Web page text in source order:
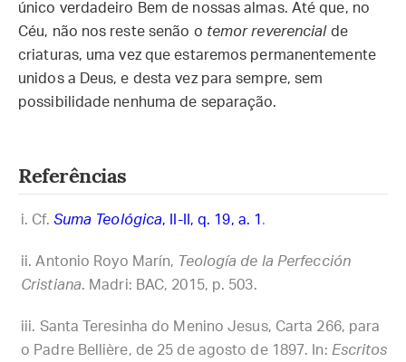
único verdadeiro Bem de nossas almas. Até que, no
Céu, não nos reste senão o temor reverencial de
criaturas, uma vez que estaremos permanentemente
unidos a Deus, e desta vez para sempre, sem
possibilidade nenhuma de separação.
Referências
Cf. Suma Teológica, II-II, q. 19, a. 1 .
Antonio Royo Marín, Teología de la Perfección
Cristiana. Madri: BAC, 2015, p. 503.
Santa Teresinha do Menino Jesus, Carta 266, para
o Padre Bellière, de 25 de agosto de 1897. In: Escritos